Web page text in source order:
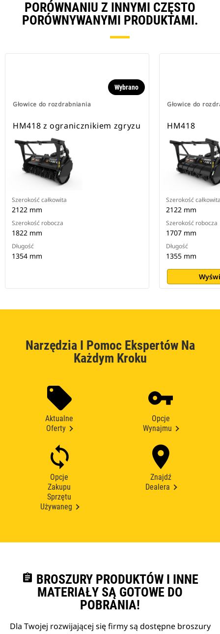
PORÓWNANIU Z INNYMI CZĘSTO
PORÓWNYWANYMI PRODUKTAMI.
Głowice do rozdrabniania
Wybrano
HM418 z ogranicznikiem zgryzu
Szerokość całkowita
2122 mm
Szerokość robocza
1822 mm
Długość
1354 mm
Głowice do
HM418
Szerokość
2122 mm
Szerokość robocza
1707 mm
Długość
1355 mm
Narzędzia I Pomoc Ekspertów Na
Każdym Kroku
Aktualne
Oferty
Opcje
Wynajmu
Opcje
Zakupu
Sprzętu
Używaneg
Znajdź
Dealera
assignment BROSZURY PRODUKTÓW I INNE
MATERIAŁY SĄ GOTOWE DO
POBRANIA!
Dla Twojej rozwijającej się firmy są dostępne broszury